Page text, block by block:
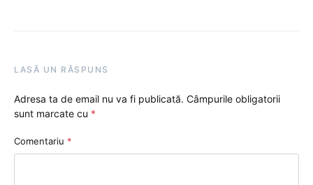
LASĂ UN RĂSPUNS
Adresa ta de email nu va fi publicată. Câmpurile obligatorii
sunt marcate cu *
Comentariu *